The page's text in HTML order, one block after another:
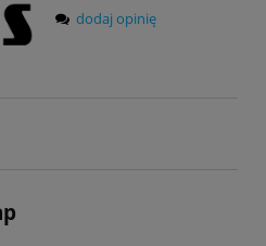
dodaj opinię